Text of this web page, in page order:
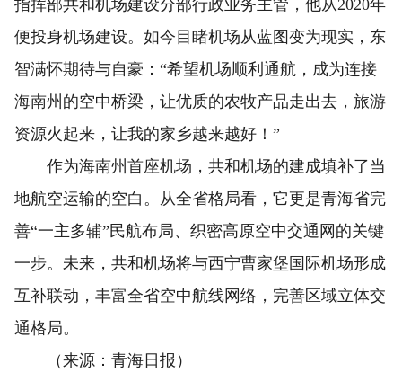
指挥部共和机场建设分部行政业务主管，他从2020年
便投身机场建设。如今目睹机场从蓝图变为现实，东
智满怀期待与自豪：“希望机场顺利通航，成为连接
海南州的空中桥梁，让优质的农牧产品走出去，旅游
资源火起来，让我的家乡越来越好！”
作为海南州首座机场，共和机场的建成填补了当
地航空运输的空白。从全省格局看，它更是青海省完
善“一主多辅”民航布局、织密高原空中交通网的关键
一步。未来，共和机场将与西宁曹家堡国际机场形成
互补联动，丰富全省空中航线网络，完善区域立体交
通格局。
（来源：青海日报）